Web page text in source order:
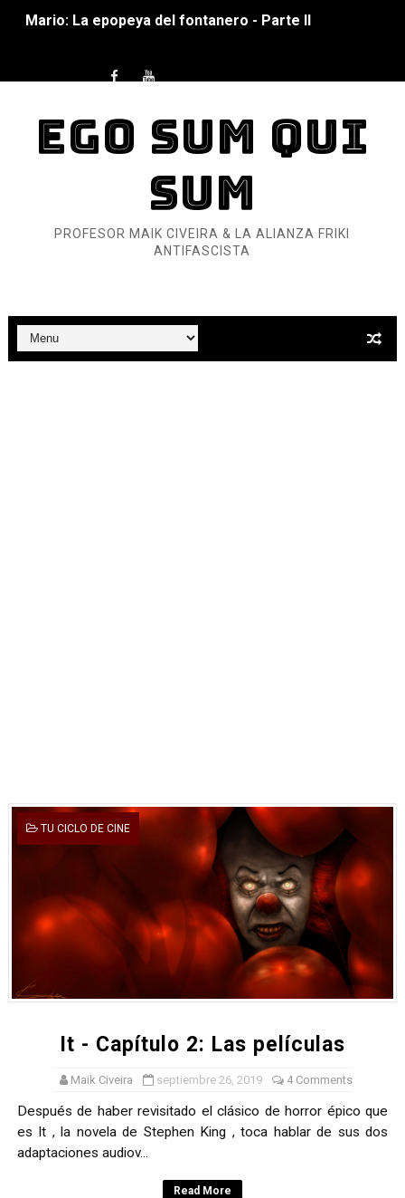
Mario: La epopeya del fontanero - Parte II
Que no nos aplaste el Talón de Hierro
Pokémon: La película existencialista
Así se ve el fascismo en 2026... Y así se ve la
Dioses y Monstruos: Guillermo (DOS)
Gentile: Lo que debes entender sobre el fascismo
Definiendo: ¿Qué es el fascismo?
Panorama del nuevo fascismo mundial: Verano de 2026
Llévenmelo fuchachos: El adiós a 'THE BOYS'
La falacia etimológica
EGO SUM QUI
SUM
PROFESOR MAIK CIVEIRA & LA ALIANZA FRIKI
ANTIFASCISTA
TU CICLO DE CINE
It - Capítulo 2: Las películas
Maik Civeira septiembre 26, 2019 4 Comments
Después de haber revisitado el clásico de horror épico que
es It , la novela de Stephen King , toca hablar de sus dos
adaptaciones audiov...
Read More